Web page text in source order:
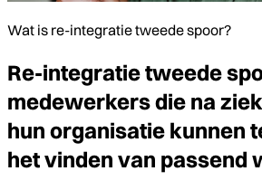
Wat is re-integratie tweede spoor?
Re-integratie tweede
medewerkers die na
hun organisatie kunnen
het vinden van passend